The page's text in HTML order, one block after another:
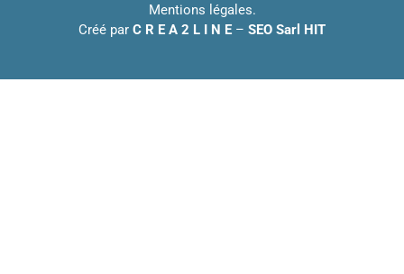
Mentions légales.
Créé par C R E A 2 L I N E – SEO Sarl HIT